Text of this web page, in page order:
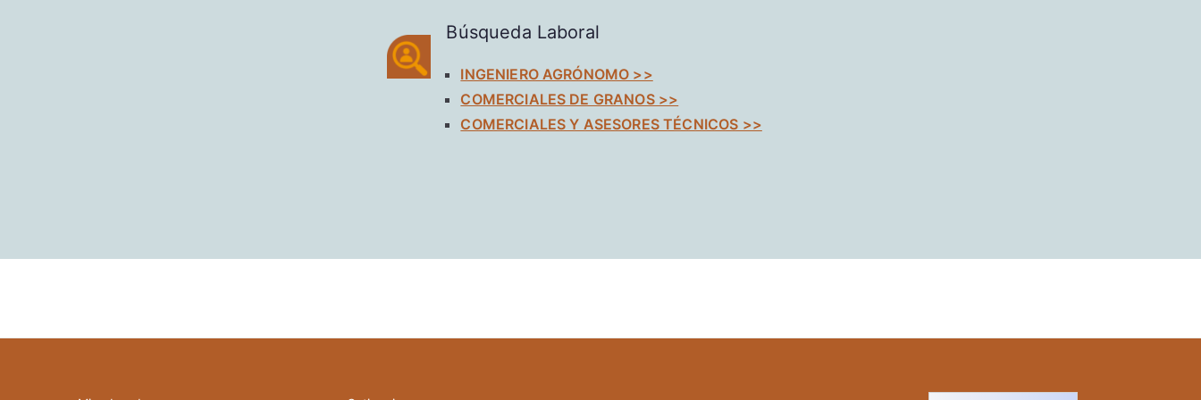
Búsqueda Laboral
INGENIERO AGRÓNOMO >>
COMERCIALES DE GRANOS >>
COMERCIALES Y ASESORES TÉCNICOS >>